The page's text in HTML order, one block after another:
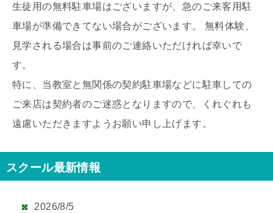
生徒用の無料駐車場はございますが、急のご来客用駐
車場が準備できてない場合がございます。 無料体験、
見学される場合は事前のご連絡いただければ幸いで
す。
特に、当教室と無関係の契約駐車場などに駐車しての
ご来店は契約者のご迷惑となりますので、くれぐれも
遠慮いただきますようお願い申し上げます。
スクール最新情報
2026/8/5